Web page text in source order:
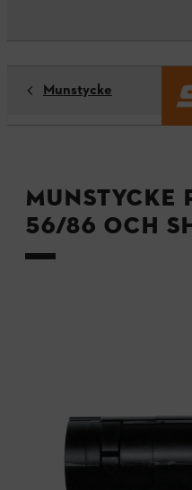
Munstycke
Munstycke
56/86 och